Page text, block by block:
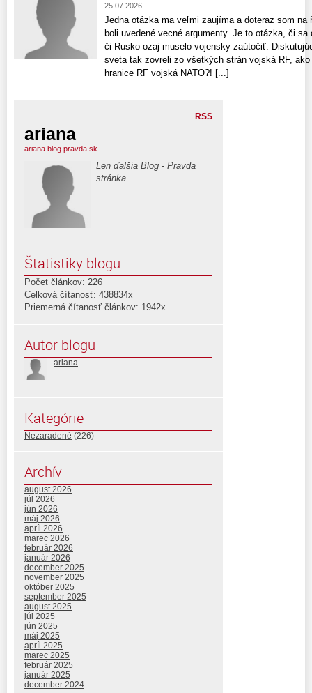
25.07.2026
Jedna otázka ma veľmi zaujíma a doteraz som na
boli uvedené vecné argumenty. Je to otázka, či
či Rusko ozaj muselo vojensky zaútočiť.
sveta tak zovreli zo všetkých strán vojská RF,
hranice RF vojská NATO?! [...]
RSS
ariana
ariana.blog.pravda.sk
Len ďalšia Blog - Pravda
stránka
Štatistiky blogu
Počet článkov: 226
Celková čítanosť: 438834x
Priemerná čítanosť článkov: 1942x
Autor blogu
ariana
Kategórie
Nezaradené (226)
Archív
august 2026
júl 2026
jún 2026
máj 2026
apríl 2026
marec 2026
február 2026
január 2026
december 2025
november 2025
október 2025
september 2025
august 2025
júl 2025
jún 2025
máj 2025
apríl 2025
marec 2025
február 2025
január 2025
december 2024